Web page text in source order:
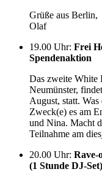
Grüße aus Berlin,
Olaf
19.00 Uhr: Frei
Spendenaktion
Das zweite White
Neumünster,
August, statt.
Zweck(e) es am
und Nina. Macht
Teilnahme am
20.00 Uhr: Rave-
(1 Stunde DJ-Set)